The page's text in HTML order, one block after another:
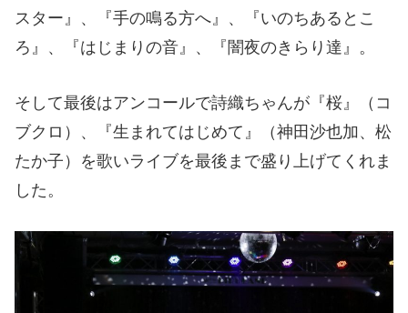
スター』、『手の鳴る方へ』、『いのちあるとこ
ろ』、『はじまりの音』、『闇夜のきらり達』。
そして最後はアンコールで詩織ちゃんが『桜』（コ
ブクロ）、『生まれてはじめて』（神田沙也加、松
たか子）を歌いライブを最後まで盛り上げてくれま
した。